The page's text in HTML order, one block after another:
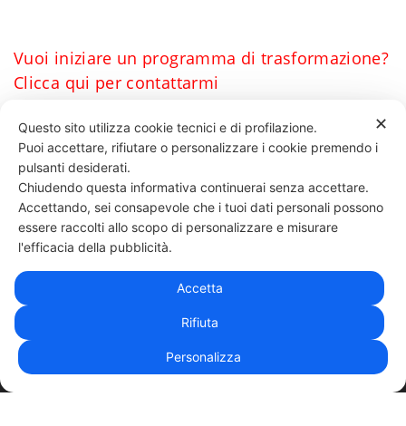
Vuoi iniziare un programma di trasformazione?
Clicca qui per contattarmi
50 LIKES
331 818 4777DANIELE ESPOSITO
| PRIVACY POLICY
✕
Questo sito utilizza cookie tecnici e di profilazione.
Puoi accettare, rifiutare o personalizzare i cookie premendo i
pulsanti desiderati.
Chiudendo questa informativa continuerai senza accettare.
Accettando, sei consapevole che i tuoi dati personali possono
essere raccolti allo scopo di personalizzare e misurare
l'efficacia della pubblicità.
Accetta
Rifiuta
Personalizza